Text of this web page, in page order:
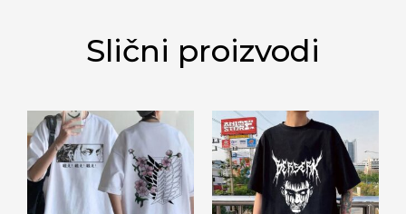
Slični proizvodi